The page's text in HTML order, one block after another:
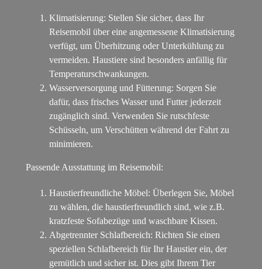
Klimatisierung: Stellen Sie sicher, dass Ihr
Reisemobil über eine angemessene Klimatisierung
verfügt, um Überhitzung oder Unterkühlung zu
vermeiden. Haustiere sind besonders anfällig für
Temperaturschwankungen.
Wasserversorgung und Fütterung: Sorgen Sie
dafür, dass frisches Wasser und Futter jederzeit
zugänglich sind. Verwenden Sie rutschfeste
Schüsseln, um Verschütten während der Fahrt zu
minimieren.
Passende Ausstattung im Reisemobil:
Haustierfreundliche Möbel: Überlegen Sie, Möbel
zu wählen, die haustierfreundlich sind, wie z.B.
kratzfeste Sofabezüge und waschbare Kissen.
Abgetrennter Schlafbereich: Richten Sie einen
speziellen Schlafbereich für Ihr Haustier ein, der
gemütlich und sicher ist. Dies gibt Ihrem Tier